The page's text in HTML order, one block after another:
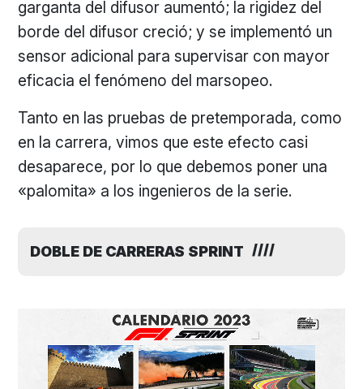
garganta del difusor aumentó; la rigidez del
borde del difusor creció; y se implementó un
sensor adicional para supervisar con mayor
eficacia el fenómeno del marsopeo.
Tanto en las pruebas de pretemporada, como
en la carrera, vimos que este efecto casi
desaparece, por lo que debemos poner una
«palomita» a los ingenieros de la serie.
DOBLE DE CARRERAS SPRINT